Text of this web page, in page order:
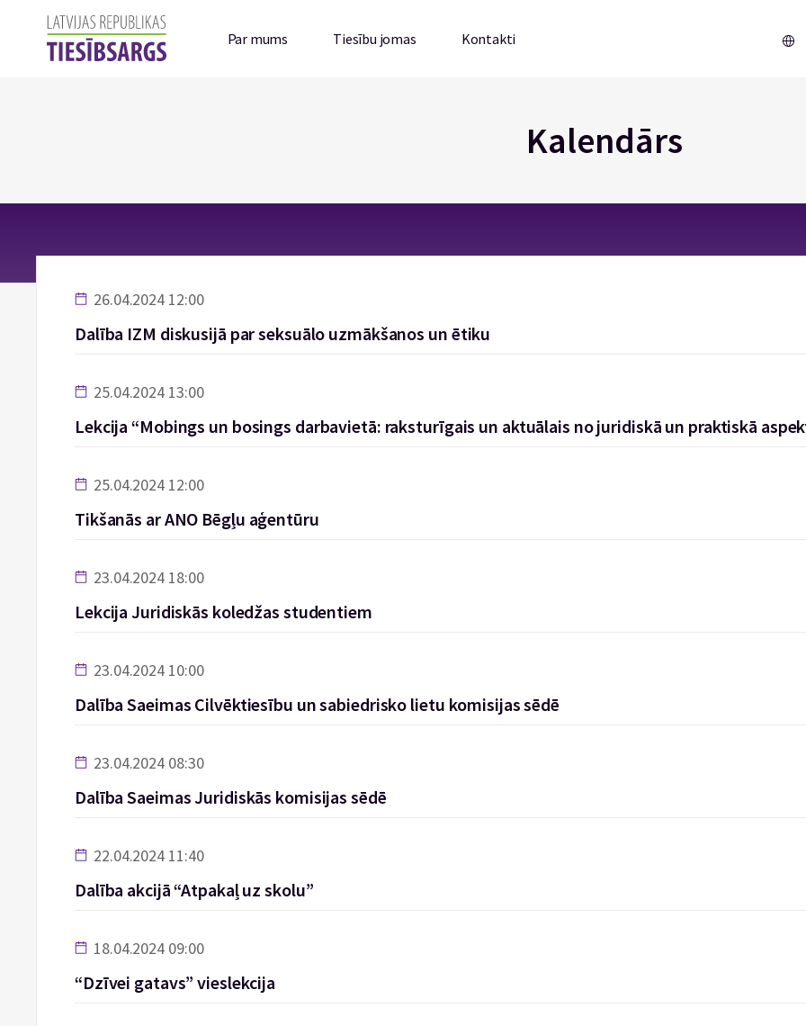
Par mums Tiesību jomas Kontakti
Kalendārs
26.04.2024 12:00
Dalība IZM diskusijā par seksuālo uzmākšanos un ētiku
25.04.2024 13:00
Lekcija “Mobings un bosings darbavietā: raksturīgais un aktuālais no juridiskā un praktiskā
25.04.2024 12:00
Tikšanās ar ANO Bēgļu aģentūru
23.04.2024 18:00
Lekcija Juridiskās koledžas studentiem
23.04.2024 10:00
Dalība Saeimas Cilvēktiesību un sabiedrisko lietu komisijas sēdē
23.04.2024 08:30
Dalība Saeimas Juridiskās komisijas sēdē
22.04.2024 11:40
Dalība akcijā “Atpakaļ uz skolu”
18.04.2024 09:00
“Dzīvei gatavs” vieslekcija